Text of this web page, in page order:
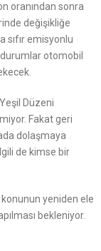
oranından sonra
değişikliğe
sıfır emisyonlu
otomobil
Düzeni
Fakat geri
dolaşmaya
de kimse bir
yeniden ele
bekleniyor.